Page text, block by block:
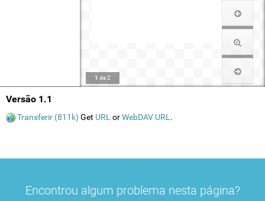
1 de2
Versão 1.1
Transferir (811k) Get URL orWebDAV URL .
Encontrou algum problema nesta página?